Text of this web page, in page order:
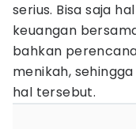
serius. Bisa saja
keuangan
bahkan
menikah,
hal tersebut.